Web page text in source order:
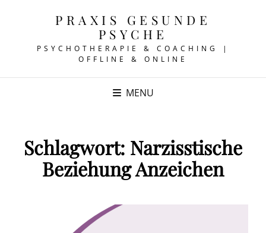
PRAXIS GESUNDE
PSYCHE
PSYCHOTHERAPIE & COACHING |
OFFLINE & ONLINE
MENU
Schlagwort: Narzisstische
Beziehung Anzeichen